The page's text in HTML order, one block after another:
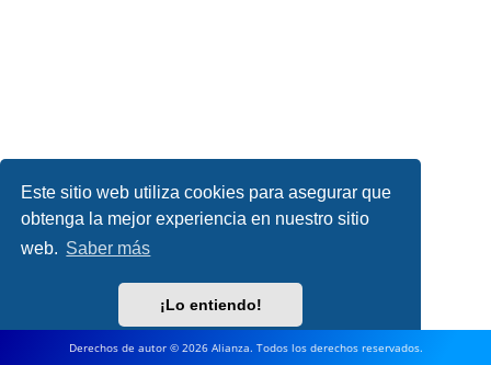
Este sitio web utiliza cookies para asegurar que
obtenga la mejor experiencia en nuestro sitio
web. Saber más
¡Lo entiendo!
Derechos de autor © 2026 Alianza. Todos los derechos reservados.